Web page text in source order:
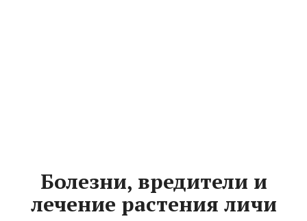
Болезни, вредители и
лечение растения личи